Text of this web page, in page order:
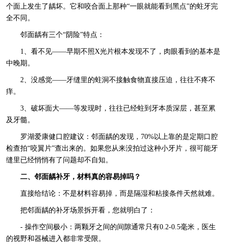
个面上发生了龋坏。它和咬合面上那种“一眼就能看到黑点”的蛀牙完
全不同。
邻面龋有三个“阴险”特点：
1、看不见——早期不照X光片根本发现不了，肉眼看到的基本是
中晚期。
2、没感觉——牙缝里的蛀洞不接触食物直接压迫，往往不疼不
痒。
3、破坏面大——等发现时，往往已经蛀到牙本质深层，甚至累
及牙髓。
罗湖爱康健口腔建议：邻面龋的发现，70%以上靠的是定期口腔
检查拍“咬翼片”查出来的。如果您从来没拍过这种小牙片，很可能牙
缝里已经悄悄有了问题却不自知。
二、邻面龋补牙，材料真的容易掉吗？
直接给结论：不是材料容易掉，而是隔湿和粘接条件天然就难。
把邻面龋的补牙场景拆开看，您就明白了：
- 操作空间极小：两颗牙之间的间隙通常只有0.2-0.5毫米，医生
的视野和器械进入都非常受限。